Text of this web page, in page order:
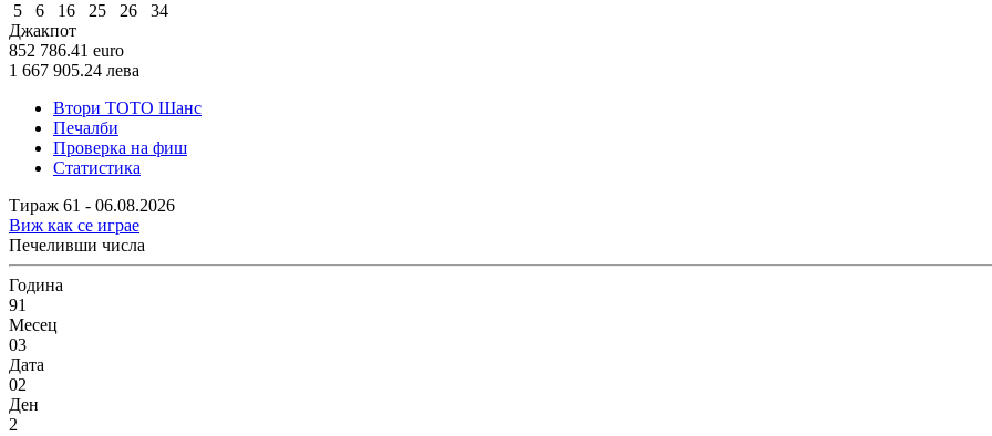
5 6 16 25 26
34
Джакпот
852 786.41 euro
1 667 905.24 лева
Втори ТОТО Шанс
Печалби
Проверка на фиш
Статистика
Тираж 61 - 06.08.2026
Виж как се играе
Печеливши числа
Година
91
Месец
03
Дата
02
Ден
2